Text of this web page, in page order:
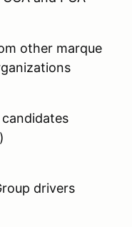
other marque
drivers